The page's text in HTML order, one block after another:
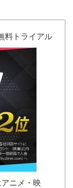
料トライアル
ニメ・映